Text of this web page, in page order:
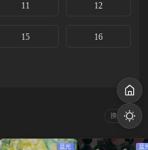
11 12
15 16
换一换
蓝光 蓝